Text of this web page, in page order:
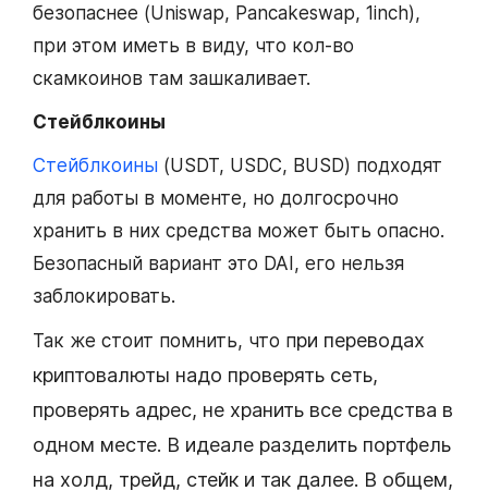
безопаснее (Uniswap, Pancakeswap, 1inch),
при этом иметь в виду, что кол-во
скамкоинов там зашкаливает.
Стейблкоины
Стейблкоины (USDT, USDC, BUSD) подходят
для работы в моменте, но долгосрочно
хранить в них средства может быть опасно.
Безопасный вариант это DAI, его нельзя
заблокировать.
Так же стоит помнить, что при переводах
криптовалюты надо проверять сеть,
проверять адрес, не хранить все средства в
одном месте. В идеале разделить портфель
на холд, трейд, стейк и так далее. В общем,